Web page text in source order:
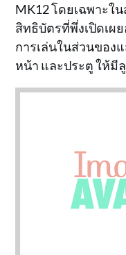
MK12 โดยเฉพาะ
สิทธิบัตรที่พึ่งเปิดเผ
การเล่นในส่วนของ
หน้า และประตู ให้มี